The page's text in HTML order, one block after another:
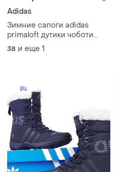
Adidas
Зимние сапоги adidas
primaloft дутики чоботи
утепленные демисезонные
38 и еще 1